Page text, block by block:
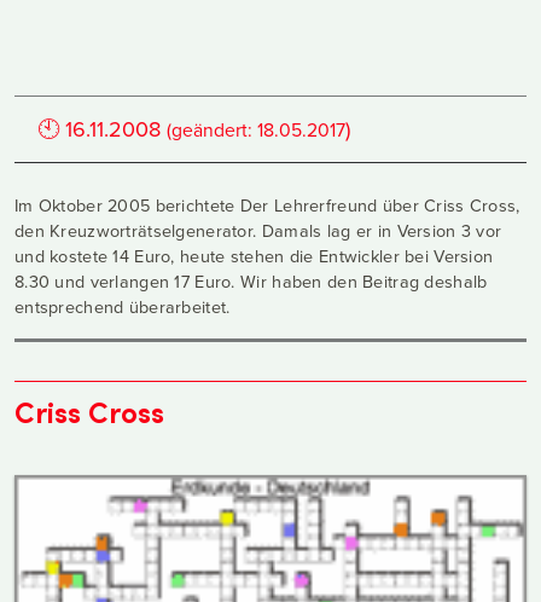
🕙16.11.2008 (geändert:18.05.2017)
Im Oktober 2005 berichtete Der Lehrerfreund über Criss Cross,
den Kreuzworträtselgenerator. Damals lag er in Version 3 vor
und kostete 14 Euro, heute stehen die Entwickler bei Version
8.30 und verlangen 17 Euro. Wir haben den Beitrag deshalb
entsprechend überarbeitet.
Criss Cross